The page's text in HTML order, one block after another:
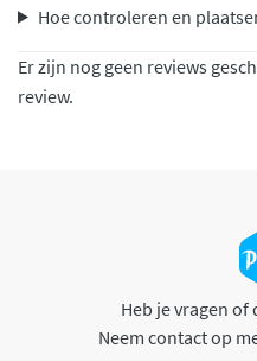
Hoe controleren en
Er zijn nog geen reviews
review.
Heb je vragen of
Neem contact op